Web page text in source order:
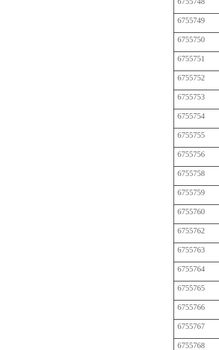
6755749
6755750
6755751
6755752
6755753
6755754
6755755
6755756
6755758
6755759
6755760
6755762
6755763
6755764
6755765
6755766
6755767
6755768